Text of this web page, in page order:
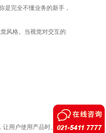
是完全不懂业务的新手，
风格。当视觉对交互的
用户使用产品时、体验